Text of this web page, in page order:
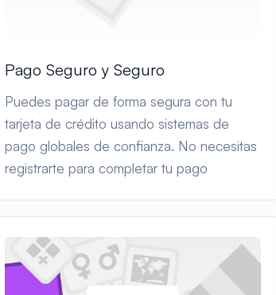
Pago Seguro y Seguro
Puedes pagar de forma segura con tu
tarjeta de crédito usando sistemas de
pago globales de confianza. No necesitas
registrarte para completar tu pago